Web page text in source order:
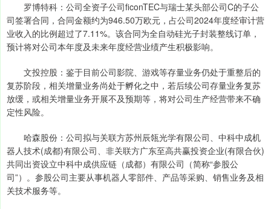
罗博特科：公司全资子公司ficonTEC与瑞士某头部公司C的子公
司签署合同，合同金额约为946.50万欧元，占公司2024年度经审计营
业收入的比例超过了7.11%。该合同为全自动硅光子封装整线订单，
预计将对公司本年度及未来年度经营业绩产生积极影响。
文投控股：鉴于目前公司影院、游戏等存量业务仍处于重整后的
复苏阶段，相关增量业务尚处于孵化之中，若后续公司存量业务复苏
放缓，或相关增量业务开展不及预期等，将对公司生产经营带来不确
定性风险。
哈森股份：公司拟与关联方苏州辰瓴光学有限公司、中科中成机
器人技术(成都)有限公司、非关联方广东至高共赢投资企业(有限合伙)
共同出资设立中科中成供应链（成都）有限公司（简称“参股公
司”）。参股公司主要从事机器人零部件、产品等采购、销售业务及相
关技术服务等。